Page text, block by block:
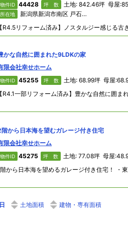
物件ID 44428 坪 数 土地: 842.46坪 母屋
所在地 新潟県新潟市南区 戸石382
かな自然に囲まれた9LDKの家
限会社幸せホーム
物件ID 45255 坪 数 土地: 68.99坪 母屋
から日本海を望むガレージ付き住宅
限会社幸せホーム
物件ID 45275 坪 数 土地: 77.08坪 母屋
土地面積 建物・専有面積